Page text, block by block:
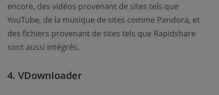
encore, des vidéos provenant de sites tels que
YouTube, de la musique de sites comme Pandora, et
des fichiers provenant de sites tels que Rapidshare
sont aussi intégrés.
4. VDownloader